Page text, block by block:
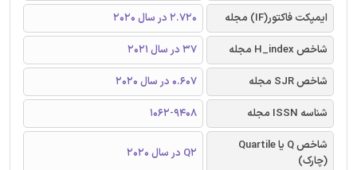
ایمپکت فاکتور(IF) مجله
2.720 در سال 2020
شاخص H_index مجله
37 در سال 2021
شاخص SJR مجله
0.607 در سال 2020
شناسه ISSN مجله
1062-9408
شاخص Q یا Quartile
(چارک)
Q2 در سال 2020